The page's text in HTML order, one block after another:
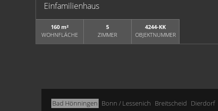
Einfamilienhaus
160 m²
WOHNFLÄCHE
5
ZIMMER
4244-KK
OBJEKTNUMMER
Bad Hönningen Bonn / Lessenich Breitscheid Dierdorf